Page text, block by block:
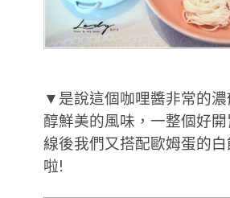
▼是說這個咖哩醬非常的濃
醇鮮美的風味，一整個好
線後我們又搭配歐姆蛋的
啦!